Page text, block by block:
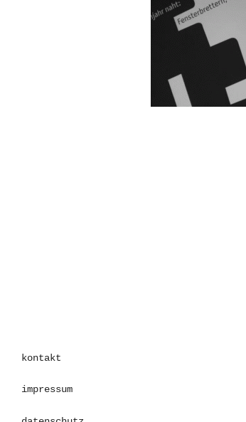
kontakt
impressum